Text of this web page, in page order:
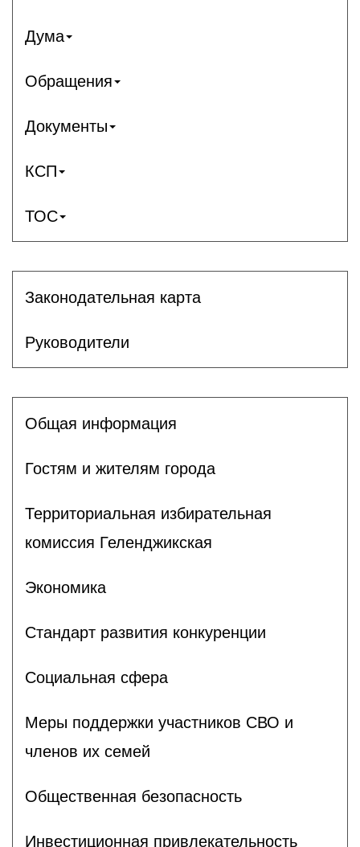
Дума
Обращения
Документы
КСП
ТОС
Законодательная карта
Руководители
Общая информация
Гостям и жителям города
Территориальная избирательная
комиссия Геленджикcкая
Экономика
Стандарт развития конкуренции
Социальная сфера
Меры поддержки участников СВО и
членов их семей
Общественная безопасность
Инвестиционная привлекательность